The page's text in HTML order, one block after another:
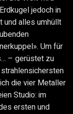
jedoch in
und alles umhüllt
Um für
– gerüstet zu
die vier Metaller
Studio: im
ersten und